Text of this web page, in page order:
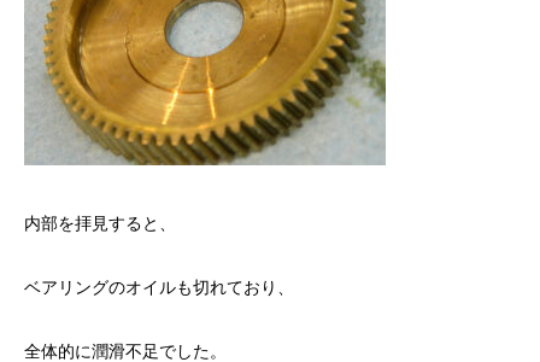
リールオーバーホール「マスタープログラ
2023.03.21
内部を拝見すると、
ベアリングのオイルも切れており、
全体的に潤滑不足でした。